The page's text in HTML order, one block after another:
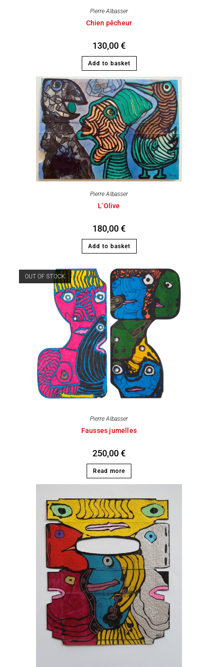
Pierre Albasser
Chien pêcheur
130,00€
Add to basket
Pierre Albasser
L’Olive
180,00€
Add to basket
OUT OF STOCK
Pierre Albasser
Fausses jumelles
250,00€
Read more